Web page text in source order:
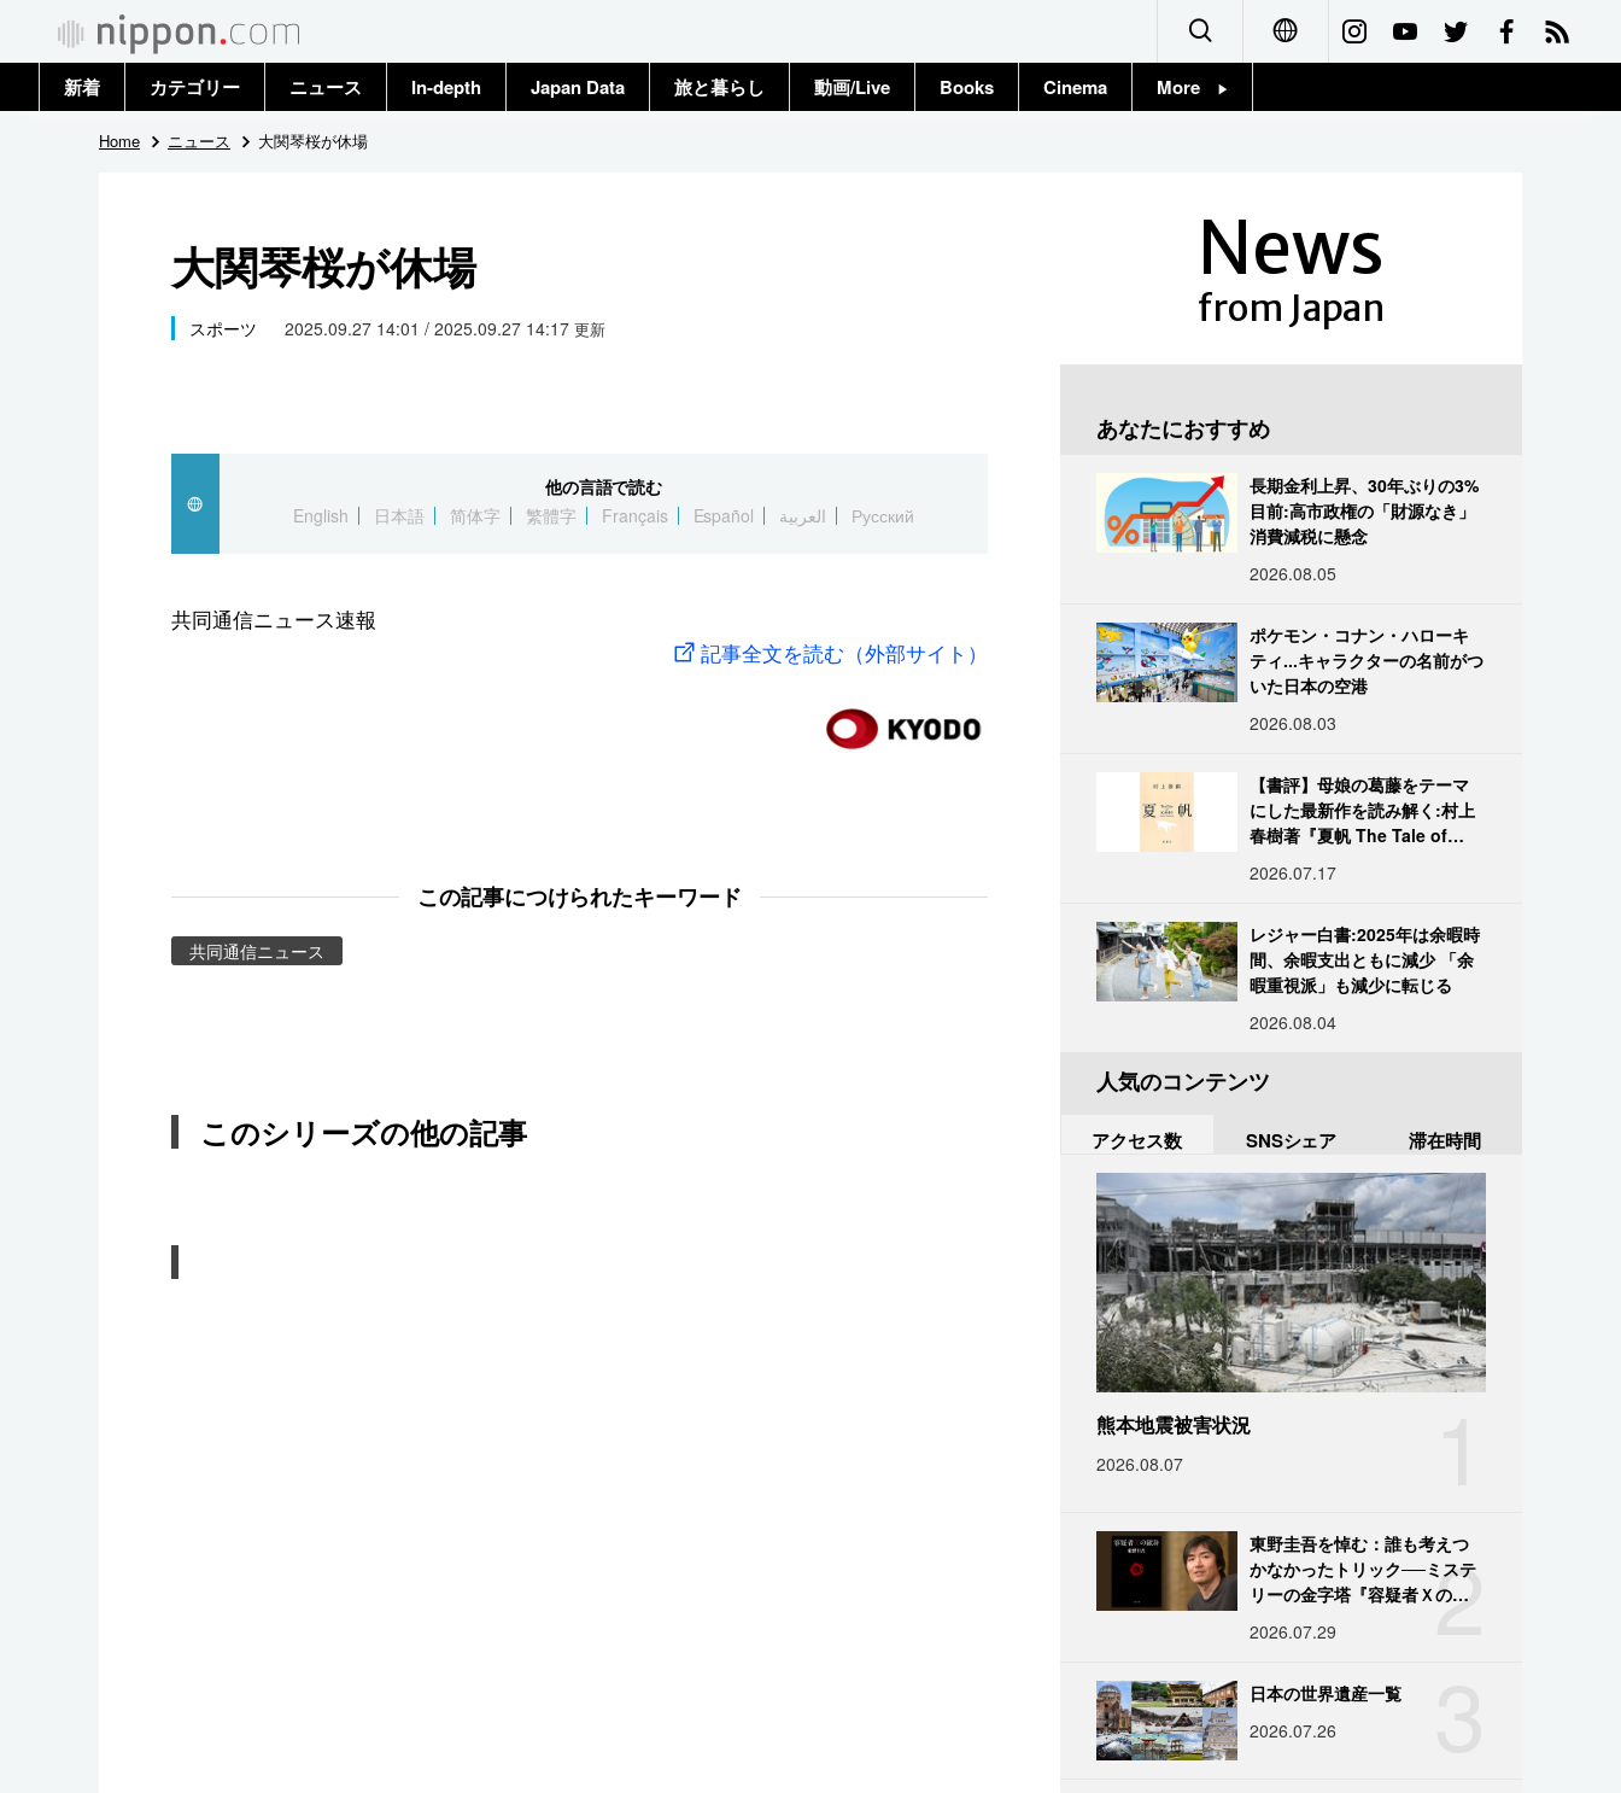
Français
新着 カテゴリー
政治・外交
国際
科学・技術
暮らし
ニュース
トップ
In-depth Japan Data 旅と暮らし 動画/Live Books Cinema More
Home ニュース 大関琴桜が休場
大関琴桜が休場
スポーツ 2025.09.27 14:01 / 2025.09.27 14:17 更新
他の言語で読む
English
日本語 简体字 繁體字 Français Español العربية Русский
共同通信ニュース速報
記事全文を読む（外部サイト）
この記事につけられたキーワード
共同通信ニュース
このシリーズの他の記事
News
from Japan
あなたにおすすめ
長期金利上昇、30年ぶりの3%
目前:高市政権の「財源なき」
消費減税に懸念
2026.08.05
ポケモン・コナン・ハローキ
ティ...キャラクターの名前がつ
いた日本の空港
2026.08.03
【書評】母娘の葛藤をテーマ
にした最新作を読み解く:村上
春樹著『夏帆 The Tale of
2026.07.17
レジャー白書:2025年は余暇時
間、余暇支出ともに減少 「余
暇重視派」も減少に転じる
2026.08.04
人気のコンテンツ
アクセス数 SNSシェア 滞在時間
熊本地震被害状況
2026.08.07
2
東野圭吾を悼む：誰も考えつ
かなかったトリック──ミステ
リーの金字塔『容疑者Ｘの献
2026.07.29
日本の世界遺産一覧
2026.07.26